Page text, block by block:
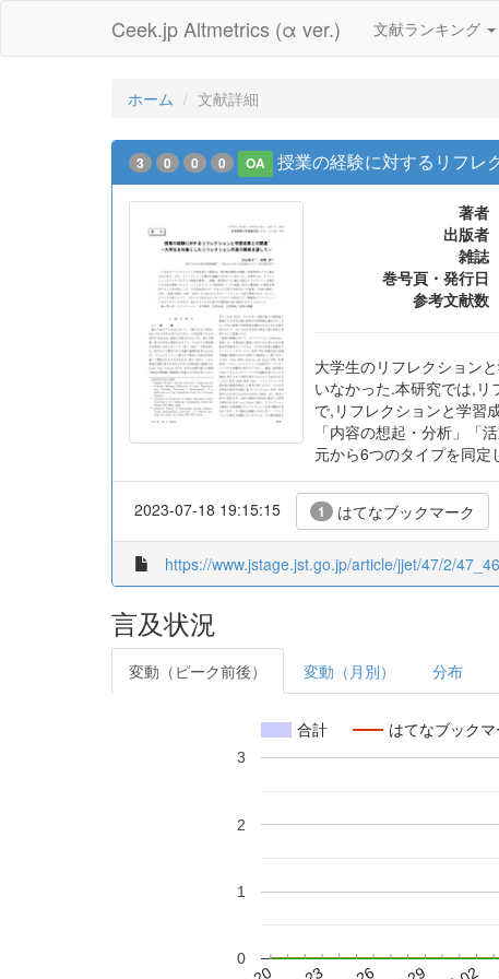
Ceek.jp Altmetrics (α ver.) 文献ランキング
ホーム 文献詳細
3 0 0 0 OA 授業の経験に対するリフレ
著者
出版者
雑誌
巻号頁・発行日
参考文献数
大学生のリフレクション
いなかった.本研究では,
で,リフレクションと学習
「内容の想起・分析」「
元から6つのタイプを同
2023-07-18 19:15:15 1 はてなブックマーク
https://www.jstage.jst.go.jp/article/jjet/47/2/
言及状況
変動（ピーク前後） 変動（月別） 分布
合計 はてなブックマ
0
1
2
3